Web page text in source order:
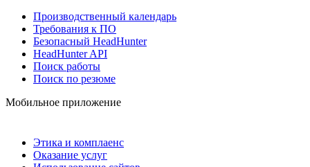
Производственный календарь
Требования к ПО
Безопасный HeadHunter
HeadHunter API
Поиск работы
Поиск по резюме
Мобильное приложение
Этика и комплаенс
Оказание услуг